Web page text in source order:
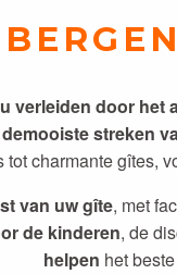
verleiden door het
mooiste streken
tot charmante gîtes,
van uw gîte, met
de kinderen, de
helpen het